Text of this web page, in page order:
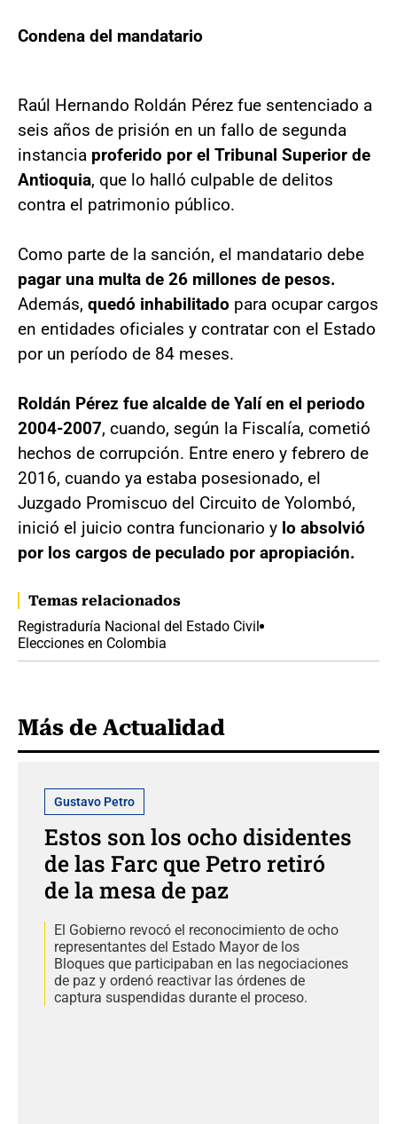
Condena del mandatario
Raúl Hernando Roldán Pérez fue sentenciado a
seis años de prisión en un fallo de segunda
instancia proferido por el Tribunal Superior de
Antioquia, que lo halló culpable de delitos
contra el patrimonio público.
Como parte de la sanción, el mandatario debe
pagar una multa de 26 millones de pesos.
Además, quedó inhabilitado para ocupar cargos
en entidades oficiales y contratar con el Estado
por un período de 84 meses.
Roldán Pérez fue alcalde de Yalí en el periodo
2004-2007, cuando, según la Fiscalía, cometió
hechos de corrupción. Entre enero y febrero de
2016, cuando ya estaba posesionado, el
Juzgado Promiscuo del Circuito de Yolombó,
inició el juicio contra funcionario y lo absolvió
por los cargos de peculado por apropiación.
Temas relacionados
Registraduría Nacional del Estado Civil
Elecciones en Colombia
Más de Actualidad
Gustavo Petro
Estos son los ocho disidentes
de las Farc que Petro retiró
de la mesa de paz
El Gobierno revocó el reconocimiento de ocho
representantes del Estado Mayor de los
Bloques que participaban en las negociaciones
de paz y ordenó reactivar las órdenes de
captura suspendidas durante el proceso.